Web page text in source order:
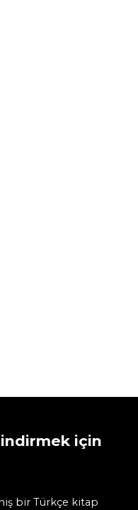
için
bir Türkçe kitap